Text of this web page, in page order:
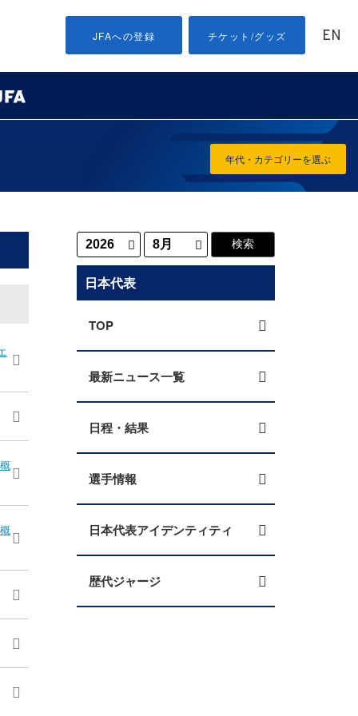
JFAへの登録 チケット/グッズ EN
年代・カテゴリーを選ぶ
日本代表
TOP
最新ニュース一覧
日程・結果
選手情報
日本代表アイデンティティ
歴代ジャージ